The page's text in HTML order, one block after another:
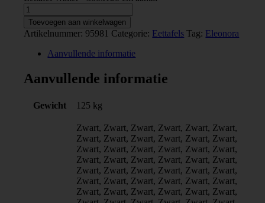
Toevoegen aan winkelwagen
Artikelnummer: 95981 Categorie: Eettafels Tag: Eleonora
Aanvullende informatie
Aanvullende informatie
Gewicht 125 kg
Zwart, Zwart, Zwart, Zwart, Zwart, Zwart,
Zwart, Zwart, Zwart, Zwart, Zwart, Zwart,
Zwart, Zwart, Zwart, Zwart, Zwart, Zwart,
Zwart, Zwart, Zwart, Zwart, Zwart, Zwart,
Zwart, Zwart, Zwart, Zwart, Zwart, Zwart,
Zwart, Zwart, Zwart, Zwart, Zwart, Zwart,
Zwart, Zwart, Zwart, Zwart, Zwart, Zwart,